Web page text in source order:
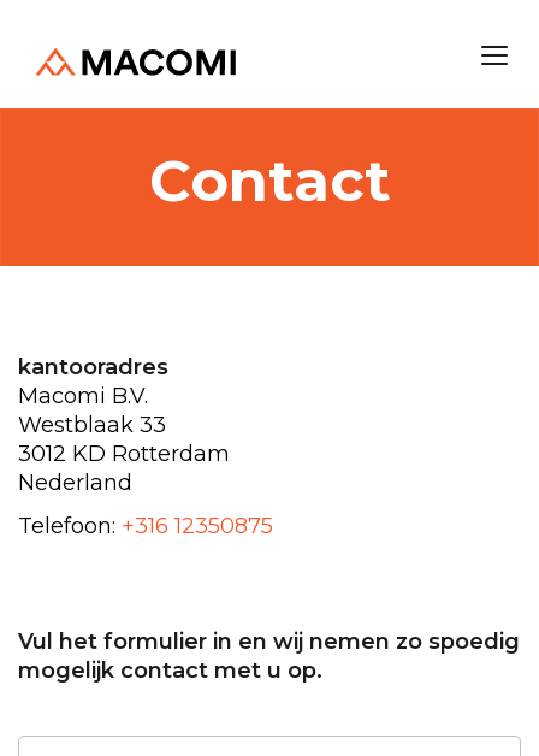
Contact
kantooradres
Macomi B.V.
Westblaak 33
3012 KD Rotterdam
Nederland
Telefoon: +316 12350875
Vul het formulier in en wij nemen zo spoedig
mogelijk contact met u op.